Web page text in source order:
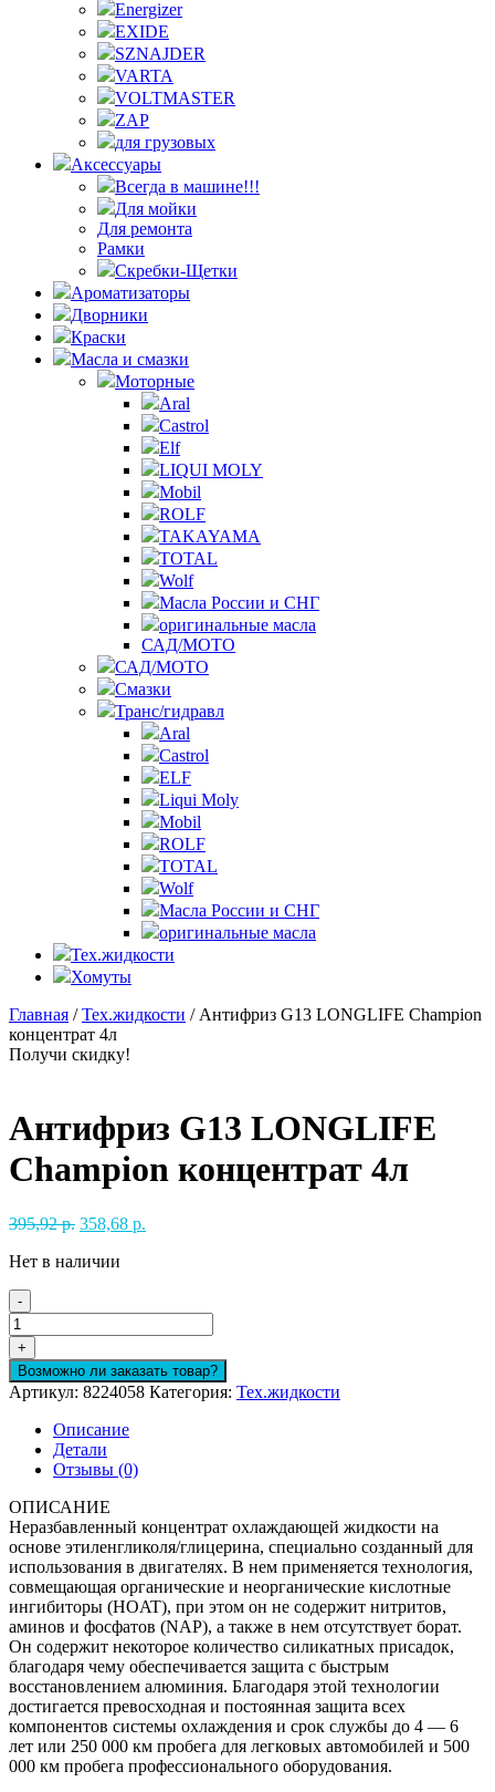
Energizer
EXIDE
SZNAJDER
VARTA
VOLTMASTER
ZAP
для грузовых
Аксессуары
Всегда в машине!!!
Для мойки
Для ремонта
Рамки
Скребки-Щетки
Ароматизаторы
Дворники
Краски
Масла и смазки
Моторные
Aral
Castrol
Elf
LIQUI MOLY
Mobil
ROLF
TAKAYAMA
TOTAL
Wolf
Масла России и СНГ
оригинальные масла
САД/МОТО
САД/МОТО
Смазки
Транс/гидравл
Aral
Castrol
ELF
Liqui Moly
Mobil
ROLF
TOTAL
Wolf
Масла России и СНГ
оригинальные масла
Тех.жидкости
Хомуты
Главная /Тех.жидкости / Антифриз G13 LONGLIFE Champion
концентрат 4л
Получи скидку!
Антифриз G13 LONGLIFE
Champion концентрат 4л
395,92р. Первоначальная
составляла
358,68 р.
Нет в наличии
-
Количество
товара
Антифриз
G13
LONGLIFE
Champion
концентрат
+
Возможно ли заказать товар?
Артикул: 8224058 Категория: Тех.жидкости
Описание
Детали
Отзывы (0)
ОПИСАНИЕ
Неразбавленный концентрат охлаждающей жидкости на
основе этиленгликоля/глицерина, специально созданный для
использования в двигателях. В нем применяется технология,
совмещающая органические и неорганические кислотные
ингибиторы (HOAT), при этом он не содержит нитритов,
аминов и фосфатов (NAP), а также в нем отсутствует борат.
Он содержит некоторое количество силикатных присадок,
благодаря чему обеспечивается защита с быстрым
восстановлением алюминия. Благодаря этой технологии
достигается превосходная и постоянная защита всех
компонентов системы охлаждения и срок службы до 4 — 6
лет или 250 000 км пробега для легковых автомобилей и 500
000 км пробега профессионального оборудования.